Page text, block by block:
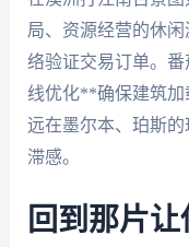
局、资源经营的休
络验证交易订单。
线优化**确保建筑加
远在墨尔本、珀斯
滞感。
回到那片